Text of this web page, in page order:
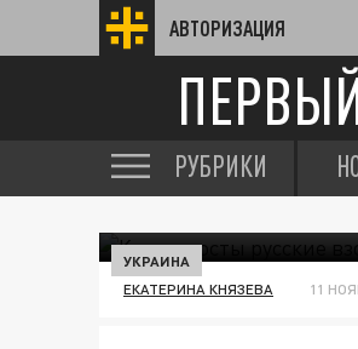
АВТОРИЗАЦИЯ
РУБРИКИ
УКРАИНА
ЕКАТЕРИНА КНЯЗЕВА 11